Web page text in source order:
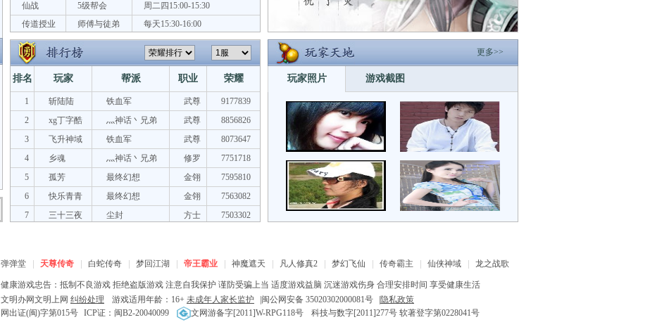
仙战
5级帮会
周二四15:00-15:30
传道授业
师傅与徒弟 每天15:30-16:00
排名 玩家 帮派 职业 荣耀
1 斩陆陆 铁血军 武尊
9177839
2
xg丁字酷 灬神话丶兄弟 武尊
8856826
3
飞升神域 铁血军 武尊
8073647
4
乡魂 灬神话丶兄弟 修罗
7751718
5
孤芳 最终幻想 金翎
7595810
6
快乐青青 最终幻想 金翎
7563082
7
三十三夜 尘封 方士 7503302
玩家照片 游戏截图
更多>>
弹弹堂 天尊传奇 白蛇传奇 梦回江湖 帝王霸业 神魔遮天 凡人修真2 梦幻飞仙 传奇霸主 仙侠神域 龙之战歌
健康游戏忠告：抵制不良游戏 拒绝盗版游戏 注意自我保护 谨防受骗上当 适度游戏益脑 沉迷游戏伤身 合理安排时间 享受健康生活
文明办网文明上网 纠纷处理 游戏适用年龄：16+ 未成年人家长监护 闽公网安备 35020302000081号
隐私政策
网出证(闽)字第015号 ICP证：闽B2-20040099 文网游备字[2011]W-RPG118号 科技与数字[2011]277号 软著登字第0228041号